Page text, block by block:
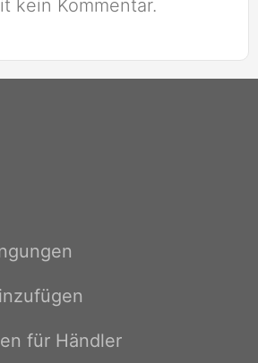
kein Kommentar.
für Händler